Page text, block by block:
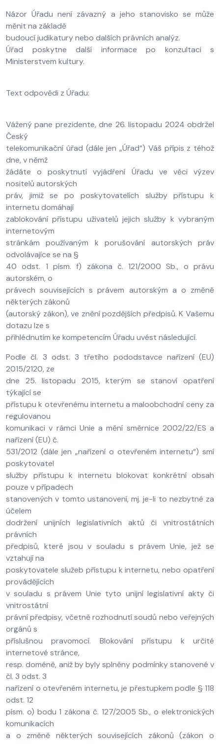
Názor Úřadu není závazný a jeho stanovisko se může
měnit na základě
budoucí judikatury nebo dalších právních analýz.
Úřad poskytne další informace po konzultaci s
Ministerstvem kultury.
Text odpovědi z Úřadu:
Vážený pane prezidente, dne 26. listopadu 2024 obdržel
Český
telekomunikační úřad (dále jen „Úřad“) Váš přípis z téhož
dne, v němž
žádáte o poskytnutí vyjádření Úřadu ve věci výzev
nositelů autorských
práv, jimiž se po poskytovatelích služby přístupu k
internetu domáhají
zablokování přístupu uživatelů jejich služby k vybraným
internetovým
stránkám používaným k porušování autorských práv
odvolávajíce se na §
40 odst. 1 písm. f) zákona č. 121/2000 Sb., o právu
autorském, o
právech souvisejících s právem autorským a o změně
některých zákonů
(autorský zákon), ve znění pozdějších předpisů. K Vašemu
dotazu lze s
přihlédnutím ke kompetencím Úřadu uvést následující.
Podle čl. 3 odst. 3 třetího pododstavce nařízení (EU)
2015/2120, ze
dne 25. listopadu 2015, kterým se stanoví opatření
týkající se
přístupu k otevřenému internetu a maloobchodní ceny za
regulovanou
komunikaci v rámci Unie a mění směrnice 2002/22/ES a
nařízení (EU) č.
531/2012 (dále jen „nařízení o otevřeném internetu“) smí
poskytovatel
služby přístupu k internetu blokovat konkrétní obsah
pouze v případech
stanovených v tomto ustanovení, mj. je-li to nezbytné za
účelem
dodržení unijních legislativních aktů či vnitrostátních
právních
předpisů, které jsou v souladu s právem Unie, jež se
vztahují na
poskytovatele služeb přístupu k internetu, nebo opatření
provádějících
v souladu s právem Unie tyto unijní legislativní akty či
vnitrostátní
právní předpisy, včetně rozhodnutí soudů nebo veřejných
orgánů s
příslušnou pravomocí. Blokování přístupu k určité
internetové stránce,
resp. doméně, aniž by byly splněny podmínky stanovené v
čl. 3 odst. 3
nařízení o otevřeném internetu, je přestupkem podle § 118
odst. 12
písm. o) bodu 1 zákona č. 127/2005 Sb., o elektronických
komunikacích
a o změně některých souvisejících zákonů (zákon o